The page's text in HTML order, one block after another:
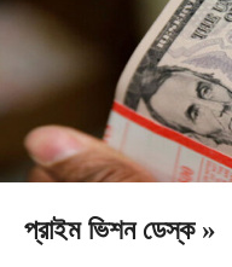
প্রাইম ভিশন ডেস্ক »